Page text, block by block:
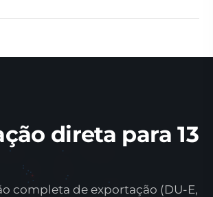
direta para 13
completa de exportação (DU-E,